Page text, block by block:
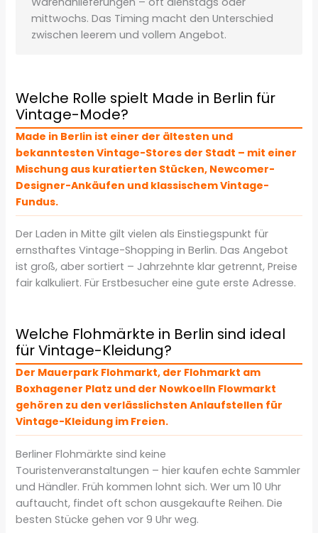
mittwochs. Das Timing macht den Unterschied
zwischen leerem und vollem Angebot.
Welche Rolle spielt Made in Berlin für
Vintage-Mode?
Made in Berlin ist einer der ältesten und
bekanntesten Vintage-Stores der Stadt – mit einer
Mischung aus kuratierten Stücken, Newcomer-
Designer-Ankäufen und klassischem Vintage-
Fundus.
Der Laden in Mitte gilt vielen als Einstiegspunkt für
ernsthaftes Vintage-Shopping in Berlin. Das Angebot
ist groß, aber sortiert – Jahrzehnte klar getrennt, Preise
fair kalkuliert. Für Erstbesucher eine gute erste Adresse.
Welche Flohmärkte in Berlin sind ideal
für Vintage-Kleidung?
Der Mauerpark Flohmarkt, der Flohmarkt am
Boxhagener Platz und der Nowkoelln Flowmarkt
gehören zu den verlässlichsten Anlaufstellen für
Vintage-Kleidung im Freien.
Berliner Flohmärkte sind keine
Touristenveranstaltungen – hier kaufen echte Sammler
und Händler. Früh kommen lohnt sich. Wer um 10 Uhr
auftaucht, findet oft schon ausgekaufte Reihen. Die
besten Stücke gehen vor 9 Uhr weg.